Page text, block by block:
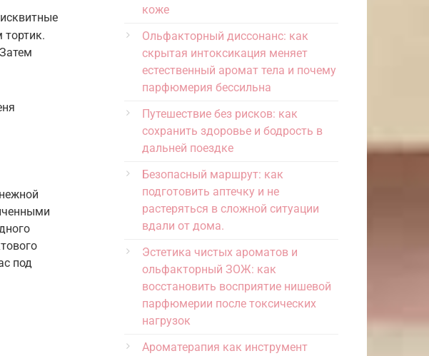
под
коже
Ольфакторный диссонанс: как
скрытая интоксикация меняет
естественный аромат тела и почему
парфюмерия бессильна
Путешествие без рисков: как
сохранить здоровье и бодрость в
дальней поездке
Безопасный маршрут: как
подготовить аптечку и не
растеряться в сложной ситуации
вдали от дома.
Эстетика чистых ароматов и
ольфакторный ЗОЖ: как
восстановить восприятие нишевой
парфюмерии после токсических
нагрузок
Ароматерапия как инструмент